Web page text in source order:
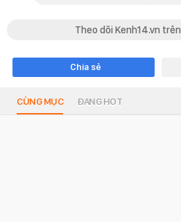
Theo dõi Kenh14.vn trên
Chia sẻ
CÙNG MỤC ĐANG HOT